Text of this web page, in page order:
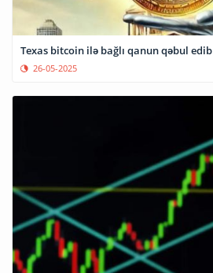
Texas bitcoin ilə bağlı qanun qəbul edib
26-05-2025